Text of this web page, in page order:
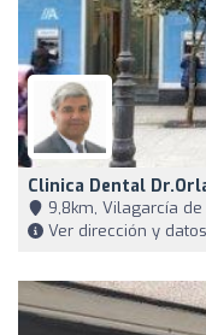
Clinica Dental
9,8km, Vilagarcía
Ver dirección y